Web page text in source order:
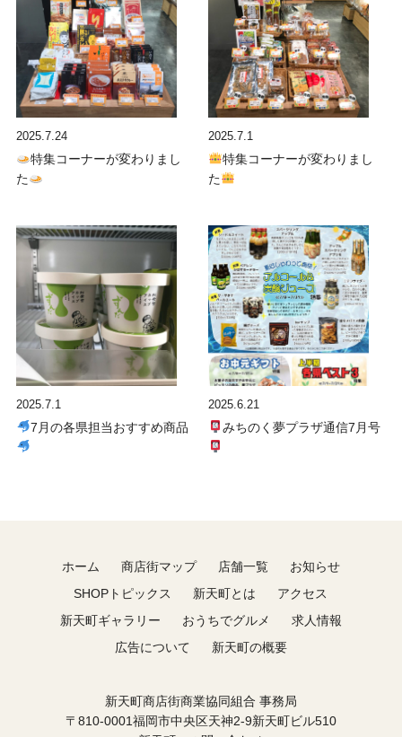
2025.7.24
特集コーナーが変わりまし
た
2025.7.1
特集コーナーが変わりまし
た
2025.7.1
7月の各県担当おすすめ商品
2025.6.21
みちのく夢プラザ通信7月号
ホーム 商店街マップ 店舗一覧
お知らせ
SHOPトピックス
新天町とは
アクセス
新天町ギャラリー
おうちでグルメ
求人情報
広告について
新天町の概要
新天町商店街商業協同組合 事務局
〒810-0001福岡市中央区天神2-9新天町ビル510